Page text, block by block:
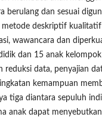
berulang dan sesuai
metode deskriptif
wawancara dan
dan 15 anak
reduksi data, penyajian
kemampuan
tiga diantara sepuluh
anak dapat